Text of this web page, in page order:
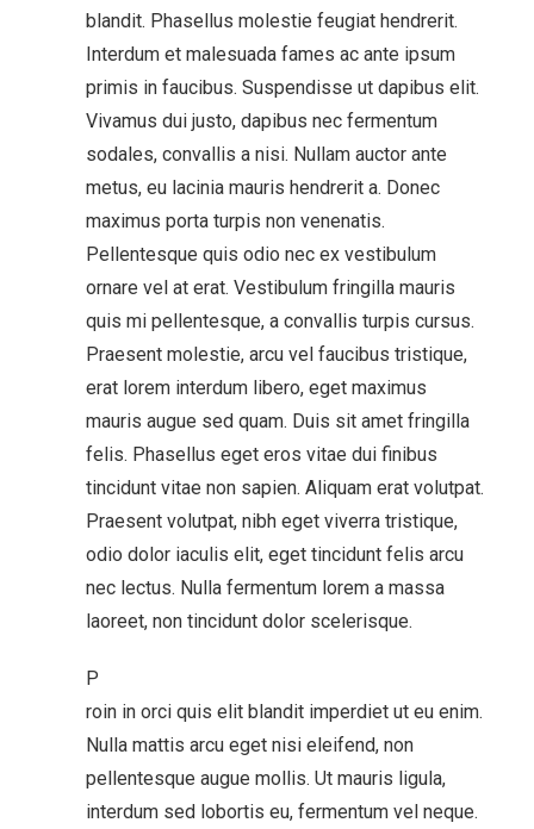
blandit. Phasellus molestie feugiat hendrerit.
Interdum et malesuada fames ac ante ipsum
primis in faucibus. Suspendisse ut dapibus elit.
Vivamus dui justo, dapibus nec fermentum
sodales, convallis a nisi. Nullam auctor ante
metus, eu lacinia mauris hendrerit a. Donec
maximus porta turpis non venenatis.
Pellentesque quis odio nec ex vestibulum
ornare vel at erat. Vestibulum fringilla mauris
quis mi pellentesque, a convallis turpis cursus.
Praesent molestie, arcu vel faucibus tristique,
erat lorem interdum libero, eget maximus
mauris augue sed quam. Duis sit amet fringilla
felis. Phasellus eget eros vitae dui finibus
tincidunt vitae non sapien. Aliquam erat volutpat.
Praesent volutpat, nibh eget viverra tristique,
odio dolor iaculis elit, eget tincidunt felis arcu
nec lectus. Nulla fermentum lorem a massa
laoreet, non tincidunt dolor scelerisque.
P
roin in orci quis elit blandit imperdiet ut eu enim.
Nulla mattis arcu eget nisi eleifend, non
pellentesque augue mollis. Ut mauris ligula,
interdum sed lobortis eu, fermentum vel neque.